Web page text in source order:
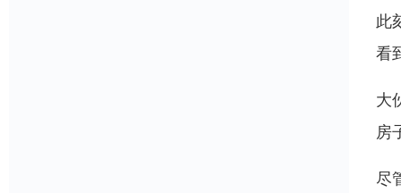
此
看
大
房
尽